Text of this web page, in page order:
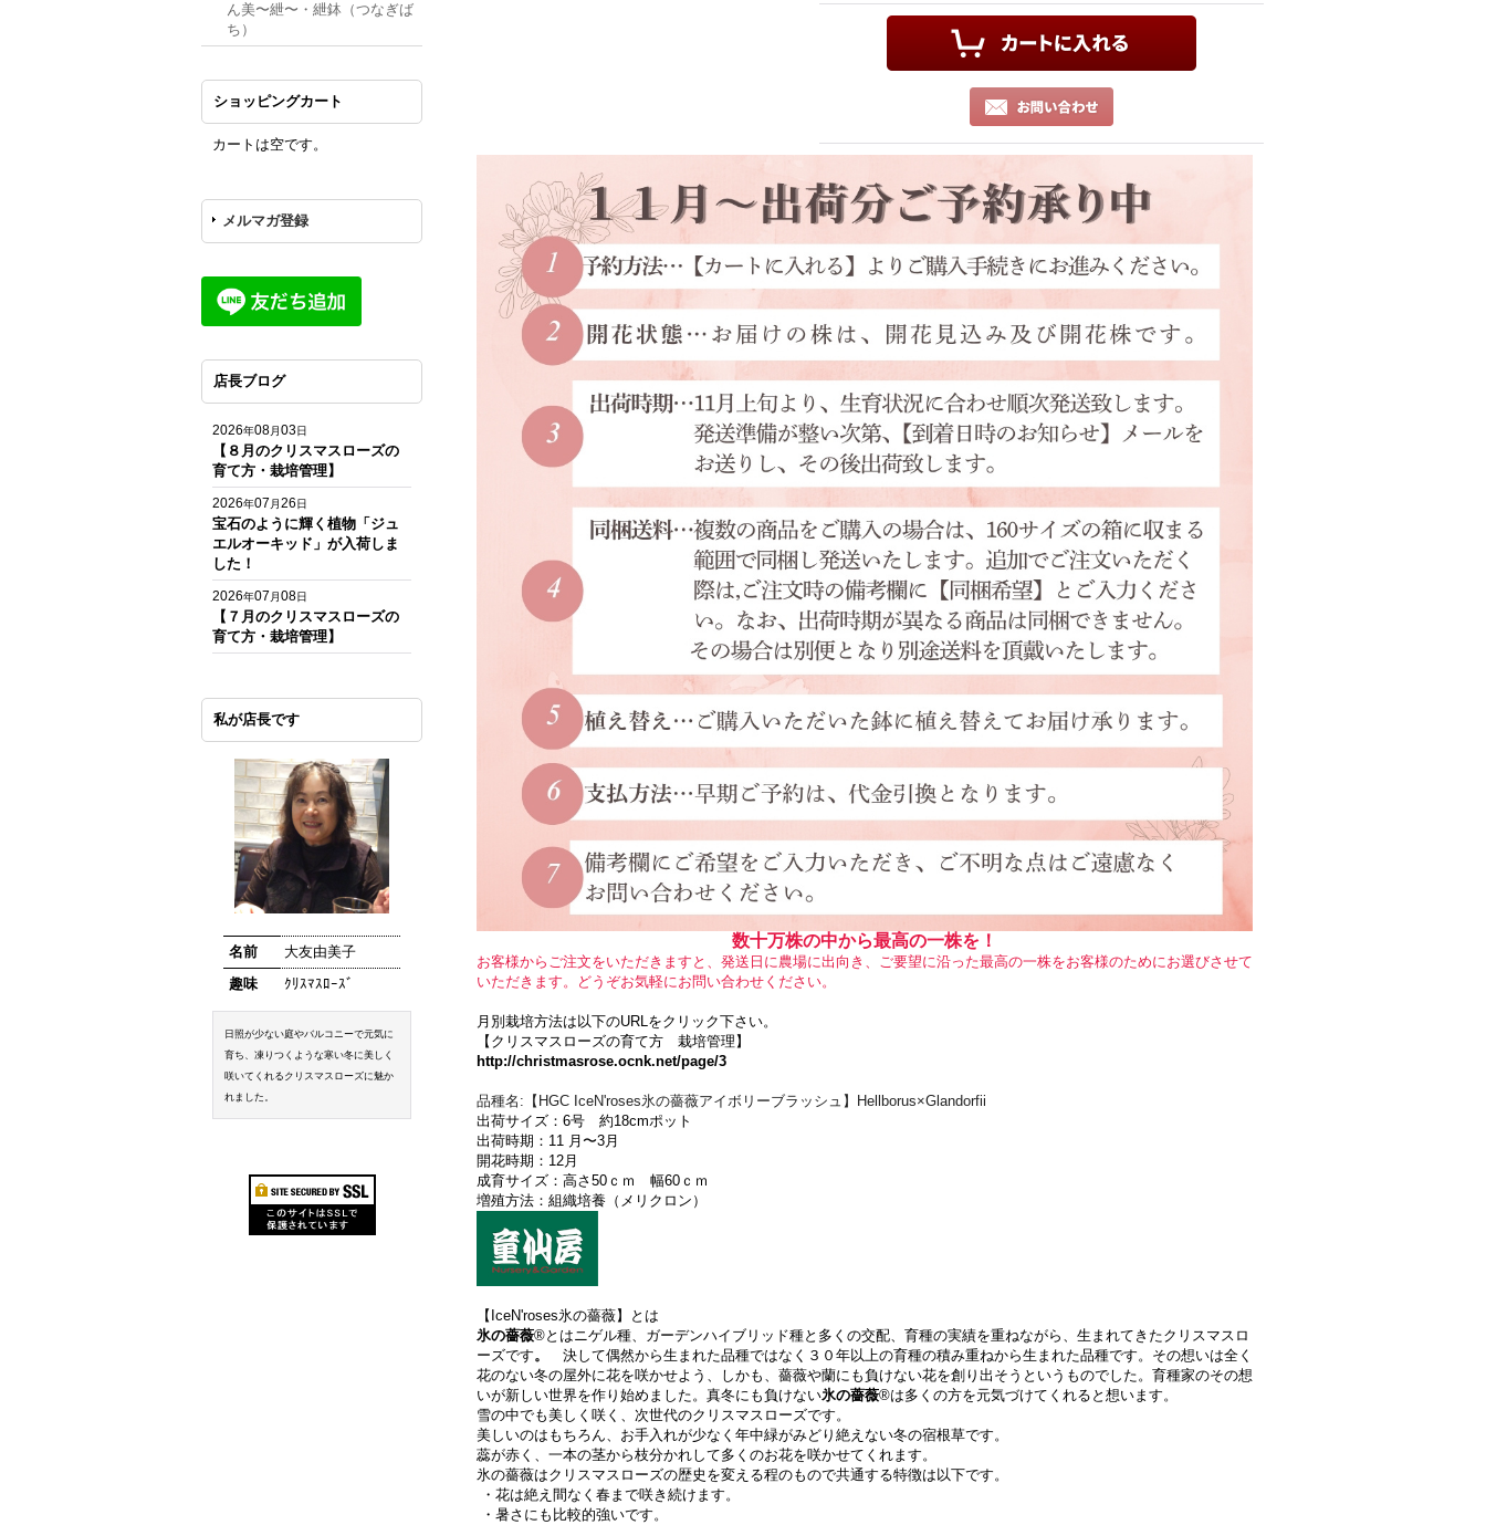
ん美〜紲〜・紲鉢（つなぎば
ち）
ショッピングカート
カートは空です。
メルマガ登録
店長ブログ
2026年08月03日
【８月のクリスマスローズの
育て方・栽培管理】
2026年07 月26日
宝石のように輝く植物「ジュ
エルオーキッド」が入荷しま
した！
2026年07 月08日
【７月のクリスマスローズの
育て方・栽培管理】
私が店長です
名前
大友由美子
趣味
ｸﾘｽﾏｽﾛｰｽﾞ
日照が少ない庭やバルコニーで元気に
育ち、凍りつくような寒い冬に美しく
咲いてくれるクリスマスローズに魅か
れました。
数十万株の中から最高の一株を！
お客様からご注文をいただきますと、発送日に農場に出向き、ご要望に沿った最高の一株をお客様のためにお選びさせて
いただきます。どうぞお気軽にお問い合わせください。
月別栽培方法は以下のURLをクリック下さい。
【 クリスマスローズの育て方 栽培管理】
http://christmasrose.ocnk.net/page/3
品種名:【HGC IceN'roses氷の薔薇アイボリーブラッシュ】Hellborus×Glandorfii
出荷サイズ：6号 約18cmポット
出荷時期：11 月〜3月
開花時期：12月
成育サイズ：高さ50ｃｍ 幅60ｃｍ
増殖方法：組織培養（メリクロン）
【IceN'roses氷の薔薇】とは
氷の薔薇®とはニゲル種、ガーデンハイブリッド種と多くの交配、育種の実績を重ねながら、生まれてきたクリスマスロ
ーズです。 決して偶然から生まれた品種ではなく３０年以上の育種の積み重ねから生まれた品種です。その想いは全く
花のない冬の屋外に花を咲かせよう、しかも、薔薇や蘭にも負けない花を創り出そうというものでした。育種家のその想
いが新しい世界を作り始めました。真冬にも負けない氷の薔薇®は多くの方を元気づけてくれると想います。
雪の中でも美しく咲く、次世代のクリスマスローズです。
美しいのはもちろん、お手入れが少なく年中緑がみどり絶えない冬の宿根草です。
蕊が赤く、一本の茎から枝分かれして多くのお花を咲かせてくれます。
氷の薔薇はクリスマスローズの歴史を変える程のもので共通する特徴は以下です。
・花は絶え間なく春まで咲き続けます。
・暑さにも比較的強いです。